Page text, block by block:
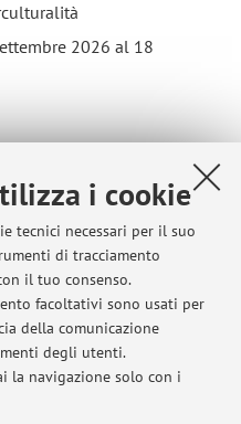
i cookie
tecnici necessari per il suo
di tracciamento
il tuo consenso.
facoltativi sono usati per
della comunicazione
degli utenti.
la navigazione solo con i
2026 al 18
- compoenente lezioni
- componente lezioni